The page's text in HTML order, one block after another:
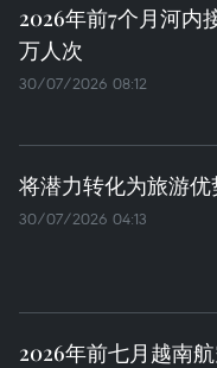
2026年前7个月河内
万人次
30/07/2026 08:12
将潜力转化为旅游优
30/07/2026 04:13
2026年前七月越南